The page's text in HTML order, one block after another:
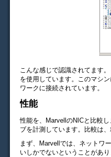
こんな感じで認識されてます
を使用しています。このマシ
ワークに接続されています。
性能
性能を、MarvellのNICと比較
ブを計測しています。比較は
まず、Marvellでは、ネットワ
いしかでないということがあり